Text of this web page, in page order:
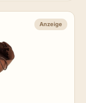
Anzeige